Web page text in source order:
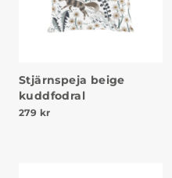
Stjärnspeja beige
kuddfodral
279 kr